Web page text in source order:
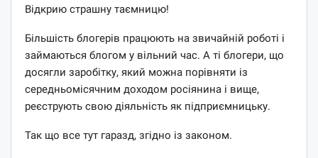
Відкрию страшну таємницю!
Більшість блогерів працюють на звичайній роботі і
займаються блогом у вільний час. А ті блогери, що
досягли заробітку, який можна порівняти із
середньомісячним доходом росіянина і вище,
реєструють свою діяльність як підприємницьку.
Так що все тут гаразд, згідно із законом.